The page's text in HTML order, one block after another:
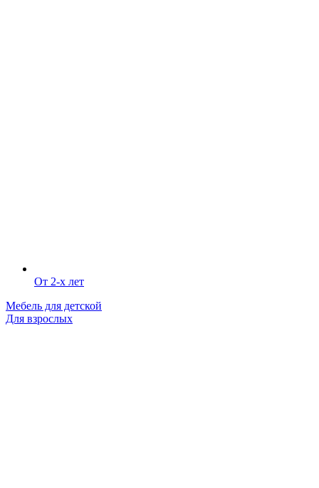
От 2-х лет
Мебель для детской
Для взрослых